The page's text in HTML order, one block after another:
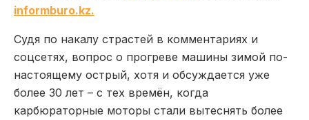
informburo.kz.
Судя по накалу страстей в комментариях и
соцсетях, вопрос о прогреве машины зимой по-
настоящему острый, хотя и обсуждается уже
более 30 лет – с тех времён, когда
карбюраторные моторы стали вытеснять более